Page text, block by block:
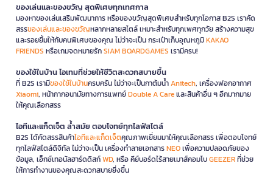
ของเล่นและของขวัญ สุดพิเศษทุกเทศกาล
มองหาของเล่นเสริมพัฒนาการ หรือของขวัญสุดพิเศษสำหรับทุกโอกาส B2S เราคัด
สรรของเล่นและของขวัญหลากหลายสไตล์ เหมาะสำหรับทุกเพศทุกวัย สร้างความสุข
และรอยยิ้มให้กับคนพิเศษของคุณ ไม่ว่าจะเป็น กระเป๋าเก็บอุณหภูมิKAKAO
FRIENDS หรือเกมจดหมายรักSIAM BOARDGAMES เรามีครบ!
ของใช้ในบ้าน ไอเทมที่ช่วยให้ชีวิตสะดวกสบายขึ้น
ที่ B2S เรามีของใช้ในบ้านครบครัน ไม่ว่าจะเป็นกาต้มน้ำAnitech, เครื่องฟอกอากาศ
Xiaomi, หน้ากากอนามัยทางการแพทย์Double A Careและสินค้าอื่น ๆ อีกมากมาย
ให้คุณเลือกสรร
ไอทีและแก็ดเจ็ต ล้ำสมัย ตอบโจทย์ทุกไลฟ์สไตล์
B2S ได้คัดสรรสินค้าไอทีและแก็ดเจ็ตคุณภาพเยี่ยมมาให้คุณเลือกสรร เพื่อตอบโจทย์
ทุกไลฟ์สไตล์ดิจิทัล ไม่ว่าจะเป็น เครื่องทำลายเอกสารNEOเพื่อความปลอดภัยของ
ข้อมูล, เอ็กซ์เทอนัลฮาร์ดดิสก์WD, หรือ คีย์บอร์ดไร้สายเมาส์คอมโบGEEZERที่ช่วย
ให้การทำงานของคุณสะดวกสบายยิ่งขึ้น